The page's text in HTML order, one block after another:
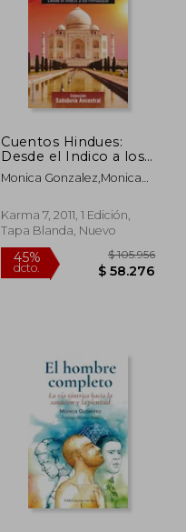
Cuentos Hindues:
Desde el Indico a los
Himalayas
Monica Gonzalez,Monica
Mahan
Karma 7, 2011, 1 Edición,
Tapa Blanda, Nuevo
45%
dcto.